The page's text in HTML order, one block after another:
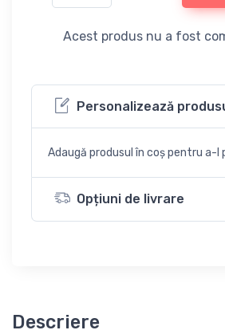
Acest produs nu a fost
Personalizează
Adaugă produsul în coș pentru a-l
Opțiuni de livrare
Descriere